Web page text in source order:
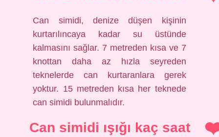
Can simidi, denize düşen kişinin
kurtarılıncaya kadar su üstünde
kalmasını sağlar. 7 metreden kısa ve 7
knottan daha az hızla seyreden
teknelerde can kurtaranlara gerek
yoktur. 15 metreden kısa her teknede
can simidi bulunmalıdır.
Can simidi ışığı kaç saat